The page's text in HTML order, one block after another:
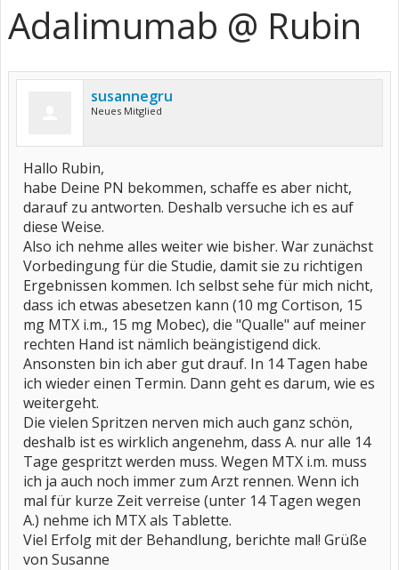
Adalimumab @ Rubin
susannegru
Neues Mitglied
Hallo Rubin,
habe Deine PN bekommen, schaffe es aber nicht,
darauf zu antworten. Deshalb versuche ich es auf
diese Weise.
Also ich nehme alles weiter wie bisher. War zunächst
Vorbedingung für die Studie, damit sie zu richtigen
Ergebnissen kommen. Ich selbst sehe für mich nicht,
dass ich etwas abesetzen kann (10 mg Cortison, 15
mg MTX i.m., 15 mg Mobec), die "Qualle" auf meiner
rechten Hand ist nämlich beängistigend dick.
Ansonsten bin ich aber gut drauf. In 14 Tagen habe
ich wieder einen Termin. Dann geht es darum, wie es
weitergeht.
Die vielen Spritzen nerven mich auch ganz schön,
deshalb ist es wirklich angenehm, dass A. nur alle 14
Tage gespritzt werden muss. Wegen MTX i.m. muss
ich ja auch noch immer zum Arzt rennen. Wenn ich
mal für kurze Zeit verreise (unter 14 Tagen wegen
A.) nehme ich MTX als Tablette.
Viel Erfolg mit der Behandlung, berichte mal! Grüße
von Susanne